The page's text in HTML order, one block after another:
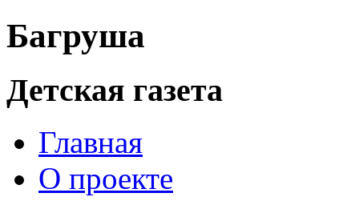
Багруша
Детская газета
Главная
О проекте